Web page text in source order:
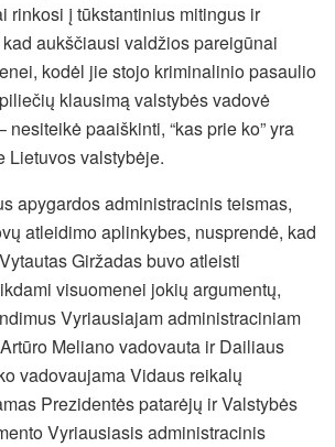
rinkosi į tūkstantinius mitingus ir
aukščiausi valdžios pareigūnai
kodėl jie stojo kriminalinio pasaulio
klausimą valstybės vadovė
nesiteikė paaiškinti, “kas prie ko” yra
Lietuvos valstybėje.
apygardos administracinis teismas,
atleidimo aplinkybes, nusprendė, kad
Giržadas buvo atleisti
visuomenei jokių argumentų,
Vyriausiajam administraciniam
Meliano vadovauta ir Dailiaus
vadovaujama Vidaus reikalų
Prezidentės patarėjų ir Valstybės
Vyriausiasis administracinis